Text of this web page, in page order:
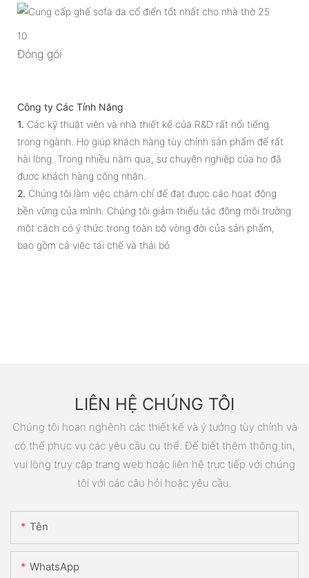
10
Đóng gói
Công ty Các Tính Năng
1. Các kỹ thuật viên và nhà thiết kế của R&D rất nổi tiếng
trong ngành. Họ giúp khách hàng tùy chỉnh sản phẩm để rất
hài lòng. Trong nhiều năm qua, sự chuyên nghiệp của họ đã
được khách hàng công nhận.
2. Chúng tôi làm việc chăm chỉ để đạt được các hoạt động
bền vững của mình. Chúng tôi giảm thiểu tác động môi trường
một cách có ý thức trong toàn bộ vòng đời của sản phẩm,
bao gồm cả việc tái chế và thải bỏ
LIÊN HỆ CHÚNG TÔI
Chúng tôi hoan nghênh các thiết kế và ý tưởng tùy chỉnh và
có thể phục vụ các yêu cầu cụ thể. Để biết thêm thông tin,
vui lòng truy cập trang web hoặc liên hệ trực tiếp với chúng
tôi với các câu hỏi hoặc yêu cầu.
Tên
WhatsApp